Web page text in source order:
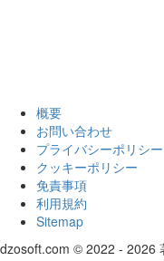
概要
お問い合わせ
プライバシーポリシー
クッキーポリシー
免責事項
利用規約
Sitemap
dzosoft.com © 2022 - 2026